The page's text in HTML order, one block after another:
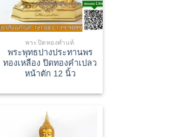
พระปิดทองคำแท้
พระพุทธปางประทานพร
ทองเหลือง ปิดทองคำเปลว
หน้าตัก 12 นิ้ว